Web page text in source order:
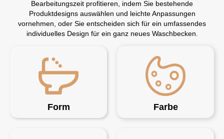
Bearbeitungszeit profitieren, indem Sie bestehende
Produktdesigns auswählen und leichte Anpassungen
vornehmen, oder Sie entscheiden sich für ein umfassendes
individuelles Design für ein ganz neues Waschbecken.
Form Farbe